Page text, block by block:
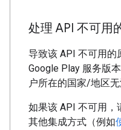
处理 API 不可用
导致该 API 不可用的
Google Play 服务版
户所在的国家/地区无
如果该 API 不可用，
其他集成方式（例如